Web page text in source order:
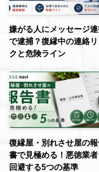
嫌がる人にメッセージ
で逮捕？復縁中の連絡
クと危険ライン
復縁屋・別れさせ屋の
書で見極める！悪徳業
回避する5つの基準